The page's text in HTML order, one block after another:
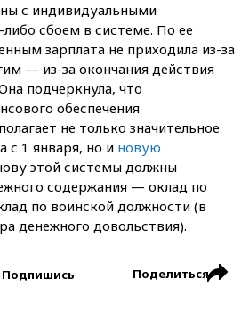
с индивидуальными
сбоем в системе. По ее
зарплата не приходила из-за
— из-за окончания действия
подчеркнула, что
обеспечения
не только значительное
с 1 января, но и новую
этой системы должны
содержания — оклад по
по воинской должности (в
денежного довольствия).
Подпишись Поделиться